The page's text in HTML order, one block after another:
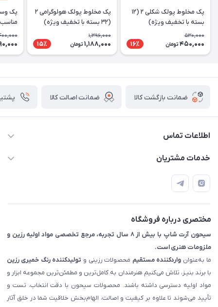
پک مخلوط پولک شکلی ۲ (۱۲
بسته با تخفیف ویژه)
530,000
450,000 تومان 16٪
پک مخلوط پولک هولوگرامی ۲
(۳۲ بسته با تخفیف ویژه)
1,396,000
1,188,000 تومان 15٪
پک
ضمانت بازگشت کالا ضمانت اصالت کالا
اطلاعات تماس
خدمات مشتریان
📝 قوانین و مقررات
📖 راهنما
مختصری درباره فروشگاه
سیحون آرت شاپ با بیش از ۸ سال تجربه، مرجع تخصصی مواد اولیه رزین و
ملزومات هنری است.
ما به‌عنوان واردکننده مستقیم محصولات رزینی و تولیدکننده رنگ خمیری رزین
با برند بنیـز، تلاش می‌کنیم هنرمندان به کامل‌ترین و مطمئن‌ترین مجموعه ابزار و
مواد اولیه دسترسی داشته باشند. محصولات سیحون با دقت انتخاب، تست و
تأیید می‌شوند تا علاوه بر کیفیت و اصالت، الهام‌بخش خلاقیت شما در خلق آثار